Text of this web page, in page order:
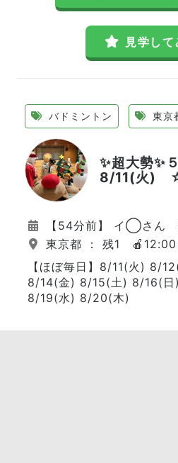
見学して
バドミントン 東京
✨超大勢✨
8/11(火)
【54分前】 イ◯さん
東京都 ： 残1
【ほぼ毎日】8/11(火) 8/
8/14(金) 8/15(土) 8/16(
8/19(水) 8/20(木)